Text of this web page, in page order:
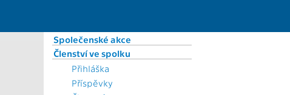
Společenské akce
Členství ve spolku
Přihláška
Příspěvky